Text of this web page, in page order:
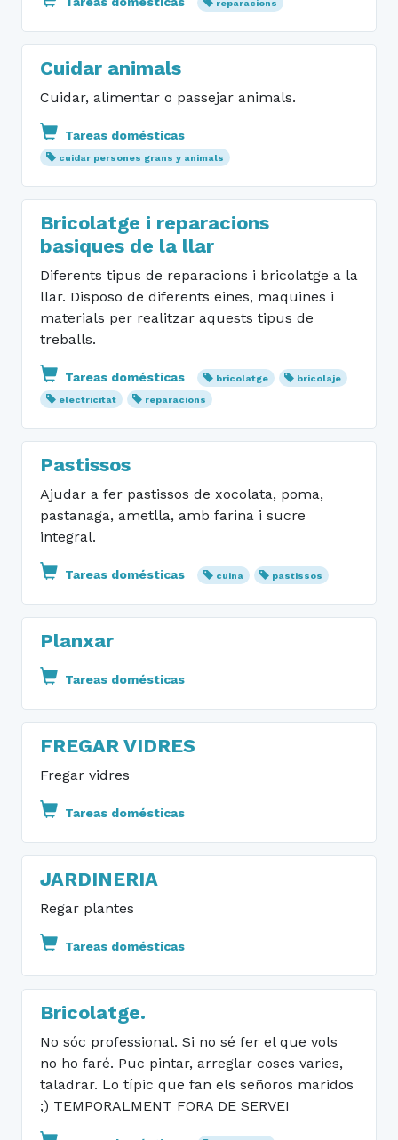
reparacions
Cuidar animals
Cuidar, alimentar o passejar animals.
Tareas domésticas
cuidar persones grans y animals
Bricolatge i reparacions
basiques de la llar
Diferents tipus de reparacions i bricolatge a la
llar. Disposo de diferents eines, maquines i
materials per realitzar aquests tipus de
treballs.
Tareas domésticas bricolatge
bricolaje
electricitat
reparacions
Pastissos
Ajudar a fer pastissos de xocolata, poma,
pastanaga, ametlla, amb farina i sucre
integral.
Tareas domésticas cuina pastissos
Planxar
Tareas domésticas
FREGAR VIDRES
Fregar vidres
Tareas domésticas
JARDINERIA
Regar plantes
Tareas domésticas
Bricolatge.
No sóc professional. Si no sé fer el que vols
no ho faré. Puc pintar, arreglar coses varies,
taladrar. Lo típic que fan els señoros maridos
;) TEMPORALMENT FORA DE SERVEI